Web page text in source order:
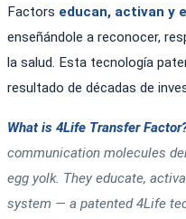
Factors educan, activan y
enseñándole a reconocer,
la salud. Esta tecnología
resultado de décadas de
What is 4Life Transfer
communication molecules
egg yolk. They educate,
system — a patented 4Life